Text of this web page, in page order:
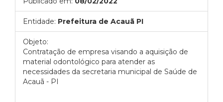
Entidade: Prefeitura de Acauã PI
Objeto:
Contratação de empresa visando a aquisição de
material odontológico para atender as
necessidades da secretaria municipal de Saúde de
Acauã - PI